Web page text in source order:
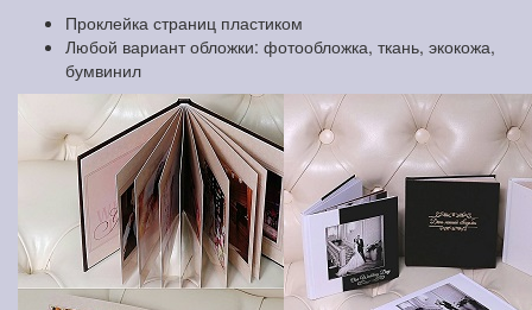
Проклейка страниц пластиком
Любой вариант обложки: фотообложка, ткань, экокожа,
бумвинил